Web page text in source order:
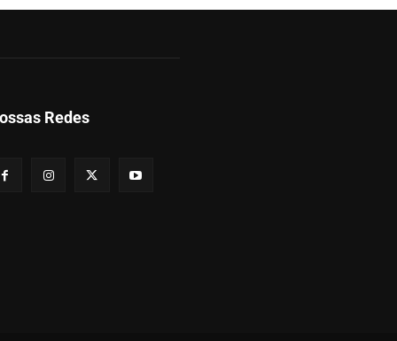
Redes